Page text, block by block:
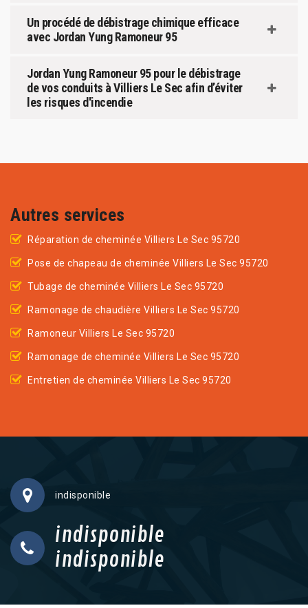
Un procédé de débistrage chimique efficace
avec Jordan Yung Ramoneur 95
Jordan Yung Ramoneur 95 pour le débistrage
de vos conduits à Villiers Le Sec afin d’éviter
les risques d'incendie
Autres services
Réparation de cheminée Villiers Le Sec 95720
Pose de chapeau de cheminée Villiers Le Sec 95720
Tubage de cheminée Villiers Le Sec 95720
Ramonage de chaudière Villiers Le Sec 95720
Ramoneur Villiers Le Sec 95720
Ramonage de cheminée Villiers Le Sec 95720
Entretien de cheminée Villiers Le Sec 95720
indisponible
indisponible
indisponible